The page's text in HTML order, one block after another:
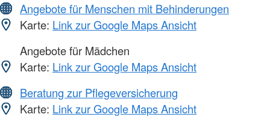
Angebote für Menschen mit Behinderungen
Karte: Link zur Google Maps Ansicht
Angebote für Mädchen
Karte: Link zur Google Maps Ansicht
Beratung zur Pflegeversicherung
Karte: Link zur Google Maps Ansicht